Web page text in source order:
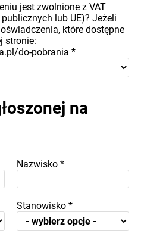
jest zwolnione z VAT
lub UE)? Jeżeli
które dostępne
stronie:
do-pobrania *
na
Nazwisko *
Stanowisko *